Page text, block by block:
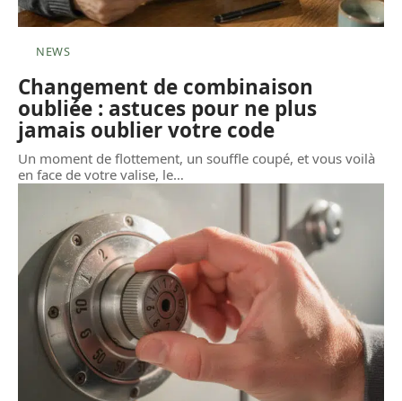
NEWS
Changement de combinaison
oubliée : astuces pour ne plus
jamais oublier votre code
Un moment de flottement, un souffle coupé, et vous voilà
en face de votre valise, le…